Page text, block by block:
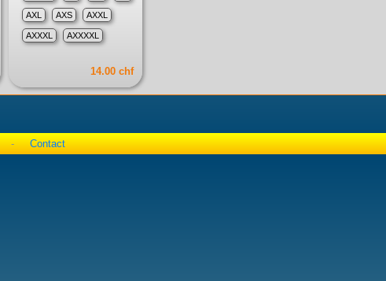
AXL AXS AXXL
AXXXL AXXXXL
14.00 chf
- Contact